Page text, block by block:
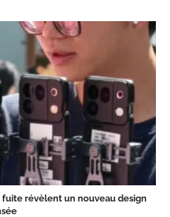
fuite révèlent un nouveau design